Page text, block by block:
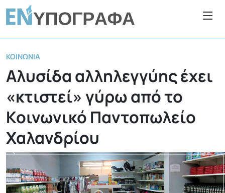
ΚΟΙΝΩΝΊΑ
Αλυσίδα αλληλεγγύης έχει
«κτιστεί» γύρω από το
Κοινωνικό Παντοπωλείο
Χαλανδρίου